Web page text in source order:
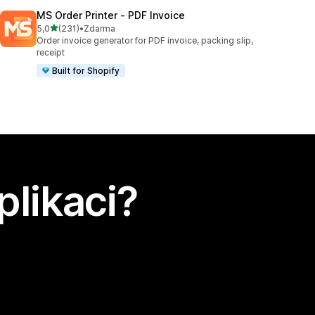
MS Order Printer ‑ PDF Invoice
5,0z 5 hvězd
(231)
Celkový počet recenzí: 231
•Zdarma
Order invoice generator for PDF invoice, packing slip,
receipt
Built for Shopify